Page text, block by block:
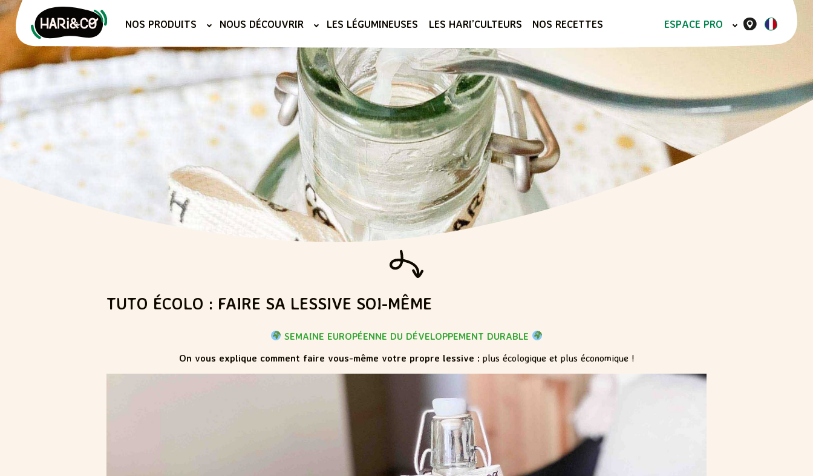
Aller
au
contenu
NOS PRODUITS NOUS DÉCOUVRIR LES LÉGUMINEUSES LES HARI’CULTEURS NOS RECETTES ESPACE PRO
TUTO ÉCOLO : FAIRE SA LESSIVE SOI-MÊME
SEMAINE EUROPÉENNE DU DÉVELOPPEMENT DURABLE
On vous explique comment faire vous-même votre propre lessive : plus écologique et plus économique !